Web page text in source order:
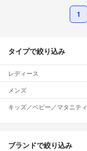
1
タイプで絞り込み
レディース
メンズ
キッズ／ベビー／マタニティ
ブランドで絞り込み